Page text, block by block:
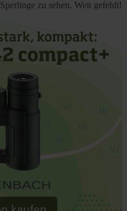
zu sehen. Weit gefehlt!